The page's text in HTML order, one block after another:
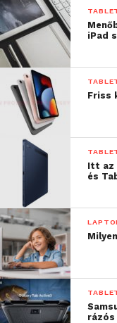
iPad
Friss
Itt az
és